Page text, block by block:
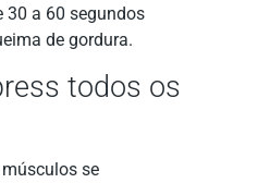
30 a 60 segundos
de gordura.
todos os
se